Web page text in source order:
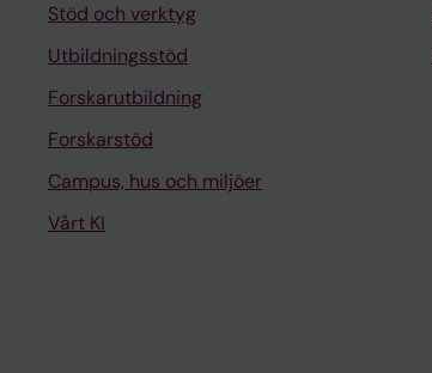
Stöd och verktyg
Utbildningsstöd
Forskarutbildning
Forskarstöd
Campus, hus och miljöer
Vårt KI